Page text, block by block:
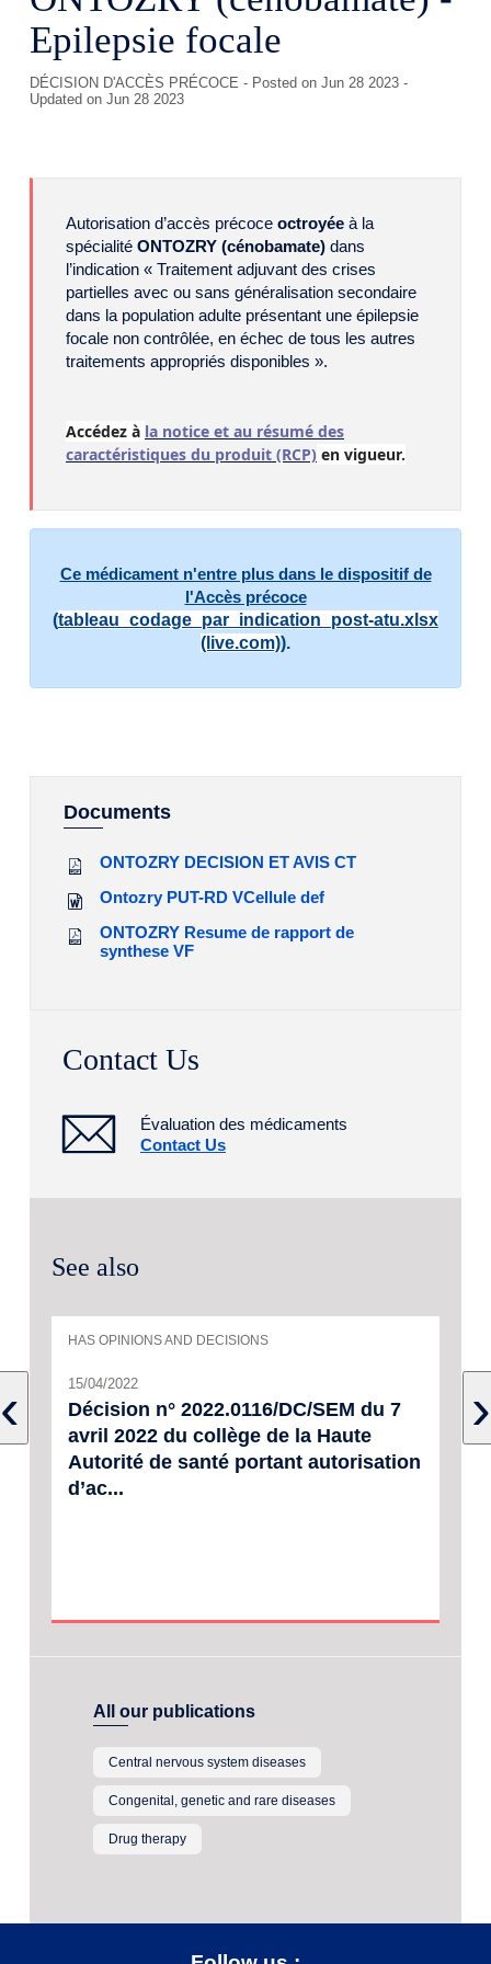
Epilepsie focale
DÉCISION D'ACCÈS PRÉCOCE - Posted on Jun 28 2023 -
Updated on Jun 28 2023
Autorisation d’accès précoce octroyée à la
spécialité ONTOZRY (cénobamate) dans
l’indication « Traitement adjuvant des crises
partielles avec ou sans généralisation secondaire
dans la population adulte présentant une épilepsie
focale non contrôlée, en échec de tous les autres
traitements appropriés disponibles ».
Accédez à la notice et au résumé des
caractéristiques du produit (RCP) en vigueur.
Ce médicament n'entre plus dans le dispositif de
l'Accès précoce
(tableau_codage_par_indication_post-atu.xlsx
(live.com)).
Documents
ONTOZRY DECISION ET AVIS CT
Ontozry PUT-RD VCellule def
ONTOZRY Resume de rapport de
synthese VF
Contact Us
Évaluation des médicaments
Contact Us
See also
HAS OPINIONS AND DECISIONS
15/04/2022
Décision n° 2022.0116/DC/SEM du 7
avril 2022 du collège de la Haute
Autorité de santé portant autorisation
d’ac...
‹ ›
All our publications
Central nervous system diseases
Congenital, genetic and rare diseases
Drug therapy